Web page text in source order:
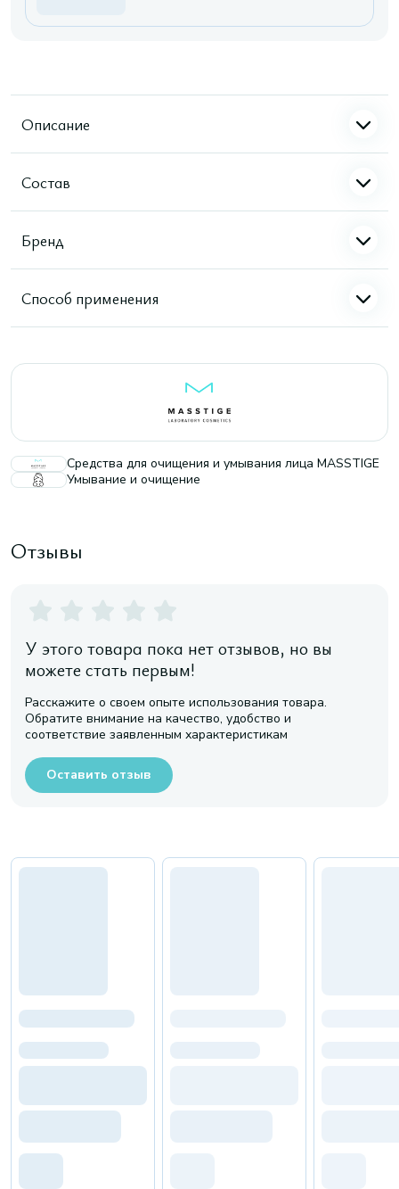
Описание
Состав
Бренд
Способ применения
Средства для очищения и умывания лица MASSTIGE
Умывание и очищение
Отзывы
У этого товара пока нет отзывов, но вы
можете стать первым!
Расскажите о своем опыте использования товара.
Обратите внимание на качество, удобство и
соответствие заявленным характеристикам
Оставить отзыв